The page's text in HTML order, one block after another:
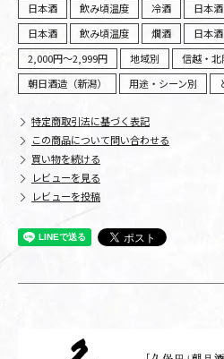
日本酒
飲み頃温度 冷酒 日本酒
日本酒
飲み頃温度 燗酒 日本酒
2,000円～2,999円
地域別 信越・
朝日酒造（新潟）
用途・シーン別
特定商取引法に基づく表記
この商品について問い合わせる
買い物を続ける
レビューを見る
レビューを投稿